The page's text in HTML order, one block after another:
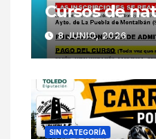
Cursos de
8 JUNIO, 2026
SIN CATEGORÍA